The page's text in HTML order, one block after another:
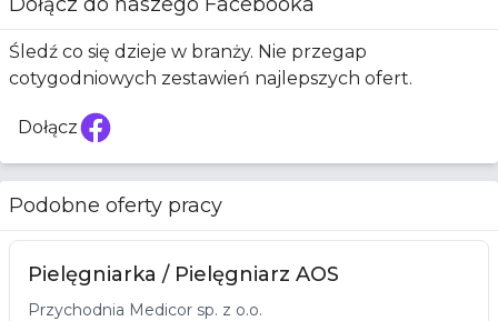
Śledź co się dzieje w branży. Nie przegap
cotygodniowych zestawień najlepszych ofert.
Dołącz
Facebook
Podobne oferty pracy
Pielęgniarka / Pielęgniarz AOS
Przychodnia Medicor sp. z o.o.